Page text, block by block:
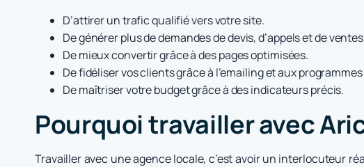
D’attirer un trafic qualifié vers votre site.
De générer plus de demandes de devis, d’appels et de
De mieux convertir grâce à des pages optimisées.
De fidéliser vos clients grâce à l’emailing et aux
De maîtriser votre budget grâce à des indicateurs précis.
Pourquoi travailler avec
Travailler avec une agence locale, c’est avoir un interlocuteur